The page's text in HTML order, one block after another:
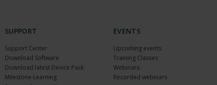
SUPPORT
Support Center
Download Software
Download latest Device Pack
Milestone Learning
EVENTS
Upcoming events
Training Classes
Webinars
Recorded webinars